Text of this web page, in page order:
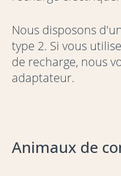
Nous disposons
type 2. Si vous
de recharge, nous
adaptateur.
Animaux de